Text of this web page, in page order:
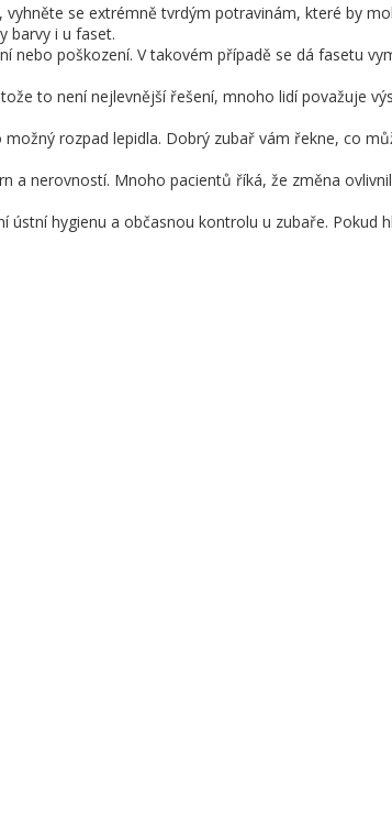
se extrémně tvrdým potravinám, které by
barvy i u faset.
poškození. V takovém případě se dá fasetu
to není nejlevnější řešení, mnoho lidí považuje
rozpad lepidla. Dobrý zubař vám řekne, co
a nerovností. Mnoho pacientů říká, že změna
ústní hygienu a občasnou kontrolu u zubaře. Pokud